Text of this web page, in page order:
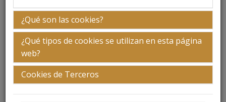
¿Qué son las cookies?
¿Qué tipos de cookies se utilizan en esta página
web?
Cookies de Terceros
Biografía
Médico cirujano especialista en orl y cirugía plástica
facial.
Docente de la UAI .universidad abierta
interamericana.
Presidente de Rinocordoba.
Diplomado en estética facial.